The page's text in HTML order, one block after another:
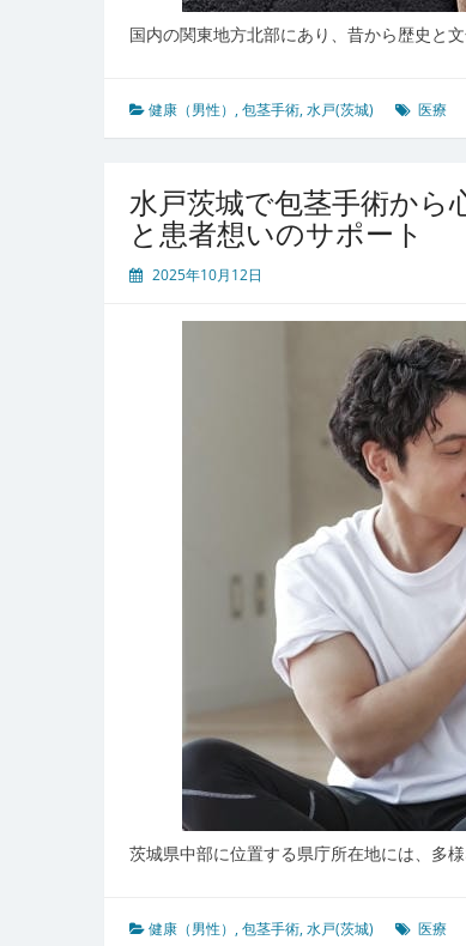
国内の関東地方北部にあり、昔から歴史と
健康（男性） ,包茎手術,水戸(茨城) 医療
水戸茨城で包茎手術から
と患者想いのサポート
2025年10月12日
茨城県中部に位置する県庁所在地には、多
健康（男性） ,包茎手術,水戸(茨城) 医療